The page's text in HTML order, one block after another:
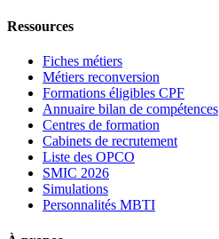
Ressources
Fiches métiers
Métiers reconversion
Formations éligibles CPF
Annuaire bilan de compétences
Centres de formation
Cabinets de recrutement
Liste des OPCO
SMIC 2026
Simulations
Personnalités MBTI